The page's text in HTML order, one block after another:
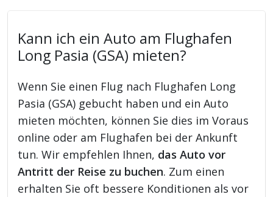
Kann ich ein Auto am Flughafen
Long Pasia (GSA) mieten?
Wenn Sie einen Flug nach Flughafen Long
Pasia (GSA) gebucht haben und ein Auto
mieten möchten, können Sie dies im Voraus
online oder am Flughafen bei der Ankunft
tun. Wir empfehlen Ihnen, das Auto vor
Antritt der Reise zu buchen. Zum einen
erhalten Sie oft bessere Konditionen als vor